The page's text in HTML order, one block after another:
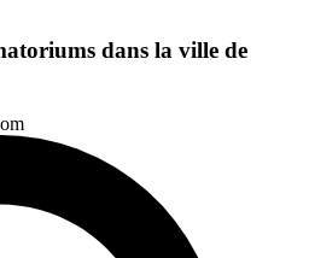
dans la ville de